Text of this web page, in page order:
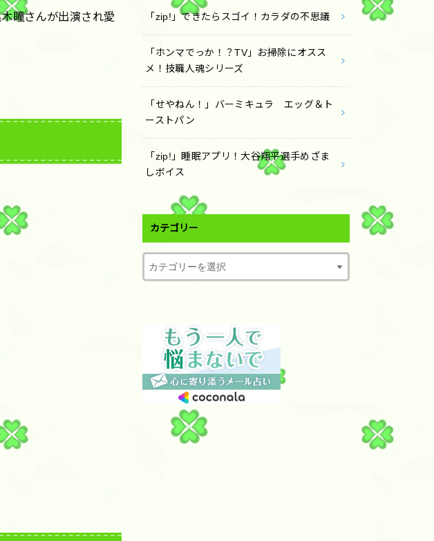
瞳さんが出演され愛
「zip!」できたらスゴイ！カラダの不思議
「ホンマでっか！？TV」お掃除にオスス
メ！技職人魂シリーズ
「せやねん！」バーミキュラ エッグ＆ト
ーストパン
「zip!」睡眠アプリ！大谷翔平選手めざま
しボイス
カテゴリー